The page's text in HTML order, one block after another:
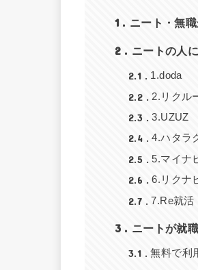
1 ニート・無
2 ニートの人
2.1 1.doda
2.2 2.リクル
2.3 3.UZUZ
2.4 4.ハタラ
2.5 5.マイナ
2.6 6.リクナ
2.7 7.Re就活
3 ニートが就
3.1 無料で利